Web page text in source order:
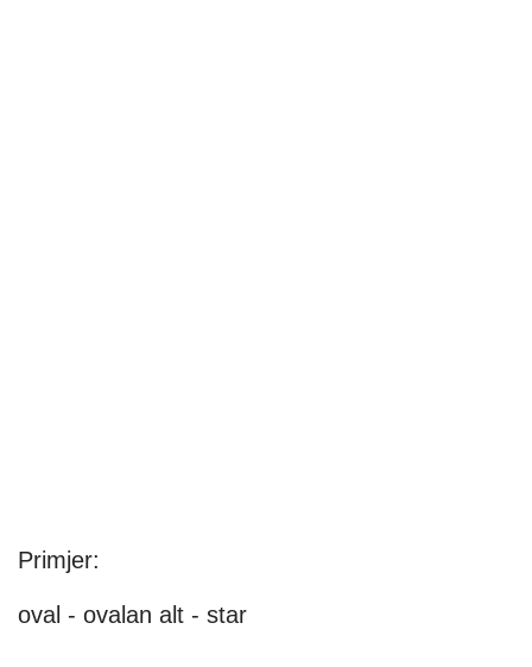
Primjer:
oval - ovalan alt - star